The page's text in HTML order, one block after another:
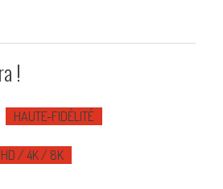
!
HAUTE-FIDÉLITÉ
HD / 4K / 8K